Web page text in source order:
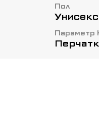
Пол
Унисекс
Параметр